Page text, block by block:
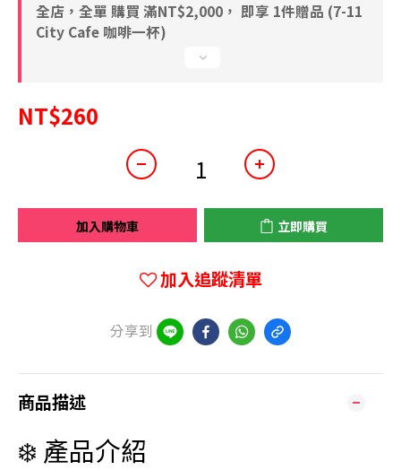
全店，全單 購買 滿NT$2,000， 即享 1件贈品 (7-11
City Cafe 咖啡一杯)
NT$260
加入購物車 立即購買
加入追蹤清單
分享到
商品描述
❄️ 產品介紹